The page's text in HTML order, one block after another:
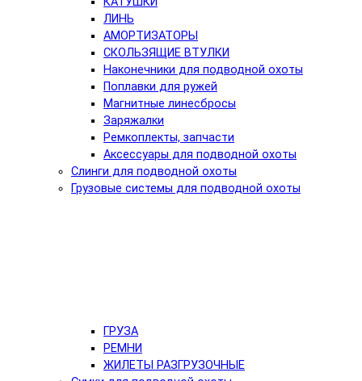
ЛИНЬ
АМОРТИЗАТОРЫ
СКОЛЬЗЯЩИЕ ВТУЛКИ
Наконечники для подводной охоты
Поплавки для ружей
Магнитные линесбросы
Заряжалки
Ремкоплекты, запчасти
Аксессуары для подводной охоты
Слинги для подводной охоты
Грузовые системы для подводной охоты
ГРУЗА
РЕМНИ
ЖИЛЕТЫ РАЗГРУЗОЧНЫЕ